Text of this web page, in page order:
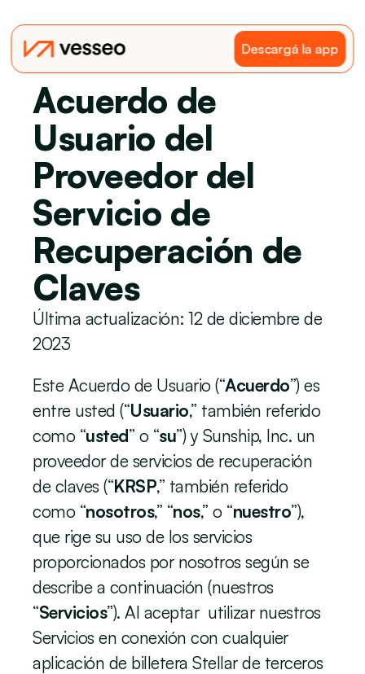
Acuerdo de
Usuario del
Proveedor del
Servicio de
Recuperación de
Claves
Última actualización: 12 de diciembre de
2023
Este Acuerdo de Usuario (“Acuerdo”) es
entre usted (“Usuario,” también referido
como “usted” o “su”) y Sunship, Inc. un
proveedor de servicios de recuperación
de claves (“KRSP,” también referido
como “nosotros,” “nos,” o “nuestro”),
que rige su uso de los servicios
proporcionados por nosotros según se
describe a continuación (nuestros
“Servicios”). Al aceptar  utilizar nuestros
Servicios en conexión con cualquier
aplicación de billetera Stellar de terceros
Descargá la app